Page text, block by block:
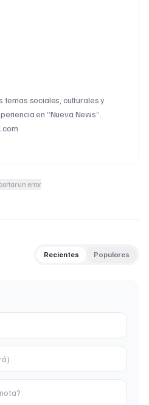
temas sociales, culturales y
en “Nueva News”.
un error
Recientes Populares